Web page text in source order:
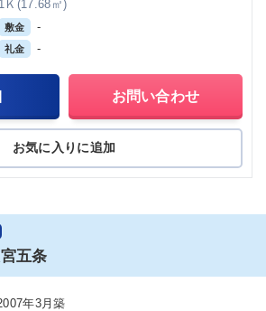
1Ｋ(17.68㎡)
敷金 -
礼金 -
お問い合わせ
お気に入りに追加
五条
年3月築